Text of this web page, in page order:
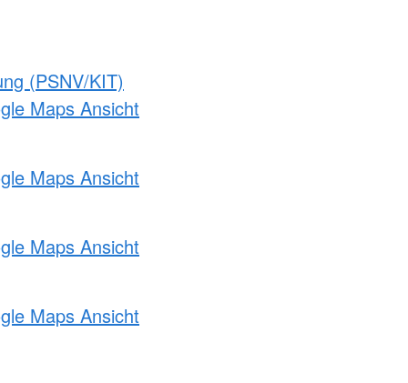
(PSNV/KIT)
Maps Ansicht
Maps Ansicht
Maps Ansicht
Maps Ansicht